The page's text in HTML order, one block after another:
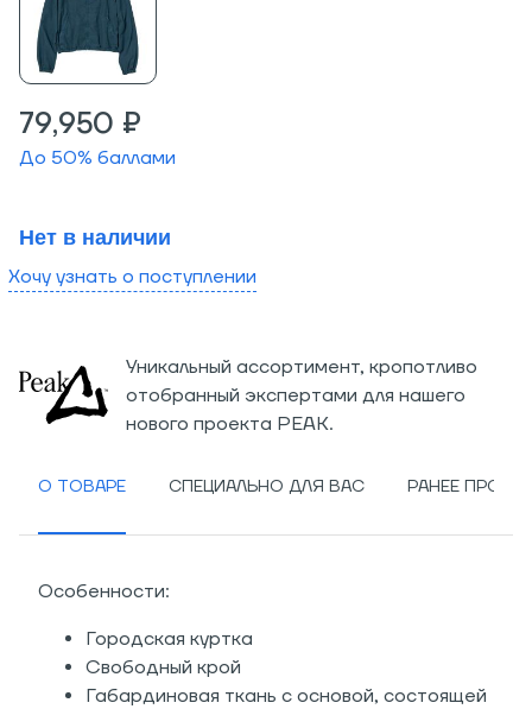
79,950 ₽
До 50% баллами
Нет в наличии
Хочу узнать о поступлении
Уникальный ассортимент, кропотливо
отобранный экспертами для нашего
нового проекта PEAK.
О ТОВАРЕ СПЕЦИАЛЬНО ДЛЯ ВАС РАНЕЕ
Особенности:
Городская куртка
Свободный крой
Габардиновая ткань с основой, состоящей